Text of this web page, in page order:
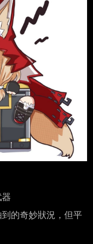
器
的奇妙狀況，但平